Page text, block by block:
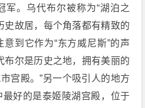
军。乌代布尔被称为“湖泊之
史故居，每个角落都有精致的
到它作为“东方威尼斯”的声
布尔是历史之地，拥有美丽的
宫殿。”另一个吸引人的地方
好的是泰姬陵湖宫殿，位于